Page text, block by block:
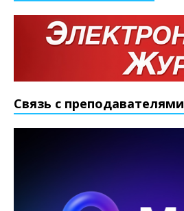
Связь с преподавателями